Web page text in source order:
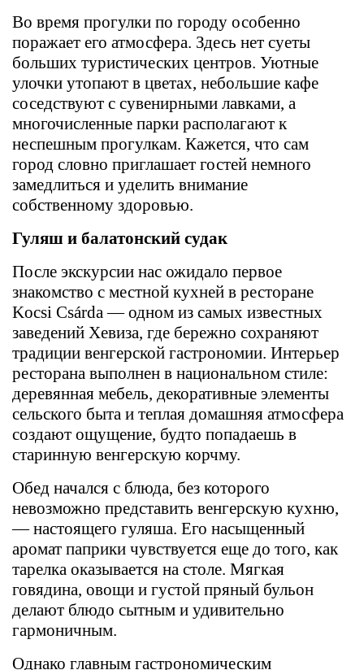
Во время прогулки по городу особенно
поражает его атмосфера. Здесь нет суеты
больших туристических центров. Уютные
улочки утопают в цветах, небольшие кафе
соседствуют с сувенирными лавками, а
многочисленные парки располагают к
неспешным прогулкам. Кажется, что сам
город словно приглашает гостей немного
замедлиться и уделить внимание
собственному здоровью.
Гуляш и балатонский судак
После экскурсии нас ожидало первое
знакомство с местной кухней в ресторане
Kocsi Csárda — одном из самых известных
заведений Хевиза, где бережно сохраняют
традиции венгерской гастрономии. Интерьер
ресторана выполнен в национальном стиле:
деревянная мебель, декоративные элементы
сельского быта и теплая домашняя атмосфера
создают ощущение, будто попадаешь в
старинную венгерскую корчму.
Обед начался с блюда, без которого
невозможно представить венгерскую кухню,
— настоящего гуляша. Его насыщенный
аромат паприки чувствуется еще до того, как
тарелка оказывается на столе. Мягкая
говядина, овощи и густой пряный бульон
делают блюдо сытным и удивительно
гармоничным.
Однако главным гастрономическим